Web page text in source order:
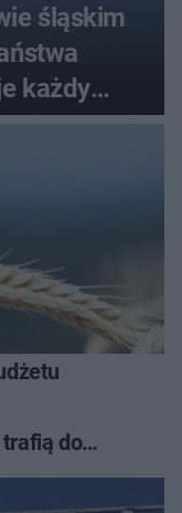
śląskim
każdy
do